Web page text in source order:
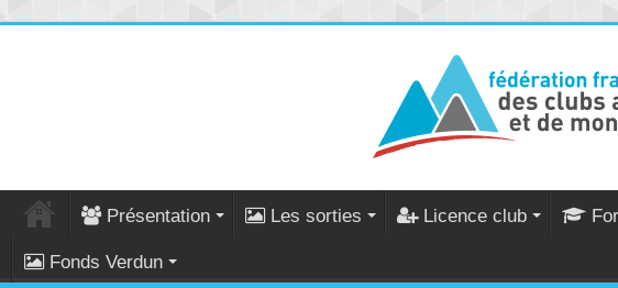
Présentation Les sorties Licence club
Fonds Verdun